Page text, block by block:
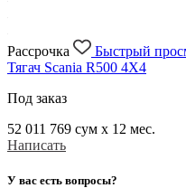
Рассрочка
Быстрый
Тягач Scania R500 4X4
Под заказ
52 011 769 сум x 12 мес.
Написать
У вас есть вопросы?